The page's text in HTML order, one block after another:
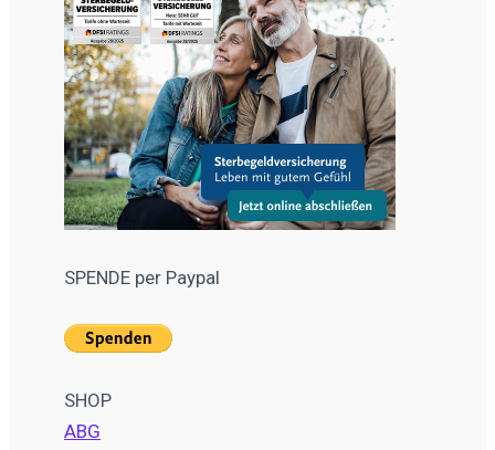
SPENDE per Paypal
SHOP
ABG